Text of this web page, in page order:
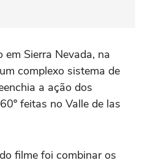
Sierra Nevada, na
complexo sistema de
a ação dos
feitas no Valle de las
filme foi combinar os